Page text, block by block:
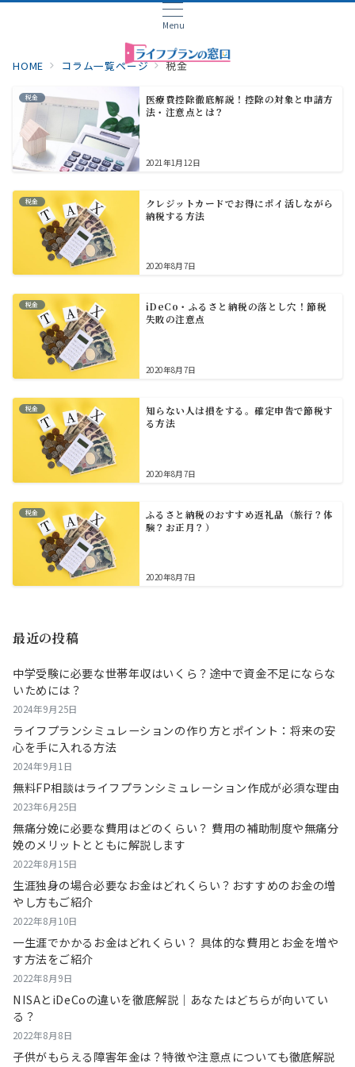
Menu
HOME コラム一覧ページ 税金
税金
医療費控除徹底解説！控除の対象と申請方
法・注意点とは？
2021年1月12日
税金
クレジットカードでお得にポイ活しながら
納税する方法
2020年8月7日
税金
iDeCo・ふるさと納税の落とし穴！節税
失敗の注意点
2020年8月7日
税金
知らない人は損をする。確定申告で節税す
る方法
2020年8月7日
税金
ふるさと納税のおすすめ返礼品（旅行？体
験？お正月？）
2020年8月7日
最近の投稿
中学受験に必要な世帯年収はいくら？途中で資金不足にならな
いためには？
2024年9月25日
ライフプランシミュレーションの作り方とポイント：将来の安
心を手に入れる方法
2024年9月1日
無料FP相談はライフプランシミュレーション作成が必須な理由
2023年6月25日
無痛分娩に必要な費用はどのくらい？ 費用の補助制度や無痛分
娩のメリットとともに解説します
2022年8月15日
生涯独身の場合必要なお金はどれくらい？おすすめのお金の増
やし方もご紹介
2022年8月10日
一生涯でかかるお金はどれくらい？ 具体的な費用とお金を増や
す方法をご紹介
2022年8月9日
NISAとiDeCoの違いを徹底解説｜あなたはどちらが向いてい
る？
2022年8月8日
子供がもらえる障害年金は？特徴や注意点についても徹底解説